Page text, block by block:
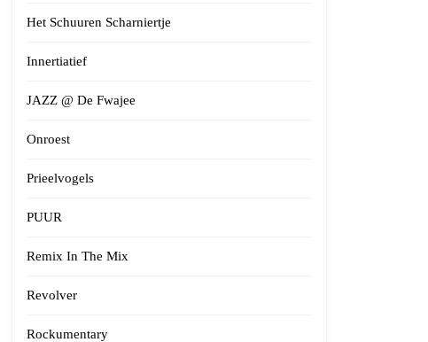
Het Schuuren Scharniertje
Innertiatief
JAZZ @ De Fwajee
Onroest
Prieelvogels
PUUR
Remix In The Mix
Revolver
Rockumentary